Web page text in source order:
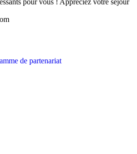
pour vous ! Appréciez votre séjour
de partenariat